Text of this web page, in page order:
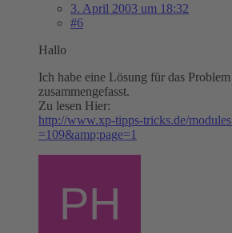
3. April 2003 um 18:32
#6
Hallo
Ich habe eine Lösung für das
zusammengefasst.
Zu lesen Hier:
http://www.xp-tipps-tricks.de/
=109&amp;page=1